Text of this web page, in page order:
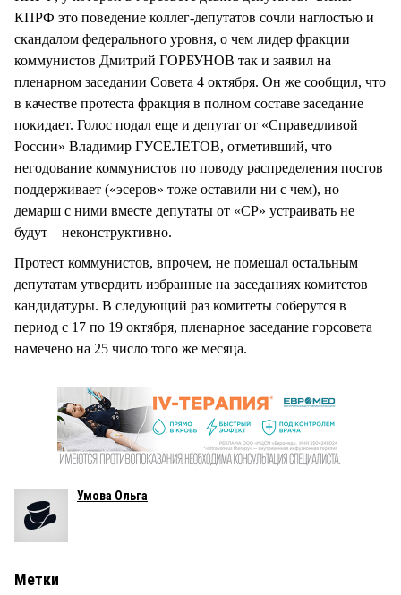
КПРФ это поведение коллег-депутатов сочли наглостью и
скандалом федерального уровня, о чем лидер фракции
коммунистов Дмитрий ГОРБУНОВ так и заявил на
пленарном заседании Совета 4 октября. Он же сообщил, что
в качестве протеста фракция в полном составе заседание
покидает. Голос подал еще и депутат от «Справедливой
России» Владимир ГУСЕЛЕТОВ, отметивший, что
негодование коммунистов по поводу распределения постов
поддерживает («эсеров» тоже оставили ни с чем), но
демарш с ними вместе депутаты от «СР» устраивать не
будут – неконструктивно.
Протест коммунистов, впрочем, не помешал остальным
депутатам утвердить избранные на заседаниях комитетов
кандидатуры. В следующий раз комитеты соберутся в
период с 17 по 19 октября, пленарное заседание горсовета
намечено на 25 число того же месяца.
Умова Ольга
Метки